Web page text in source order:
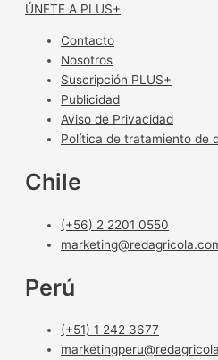
ÚNETE A PLUS+
Contacto
Nosotros
Suscripción PLUS+
Publicidad
Aviso de Privacidad
Política de tratamiento de
Chile
(+56) 2 2201 0550
Perú
(+51) 1 242 3677